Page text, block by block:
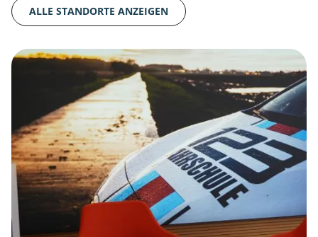
ALLE STANDORTE ANZEIGEN